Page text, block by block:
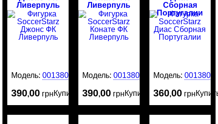
Ливерпуль
Модель:0013808
390,00 грнКупить
Ливерпуль
Модель:0013805
390,00 грнКупить
Сборная
Португалии
Модель: 0013801
360,00 грн